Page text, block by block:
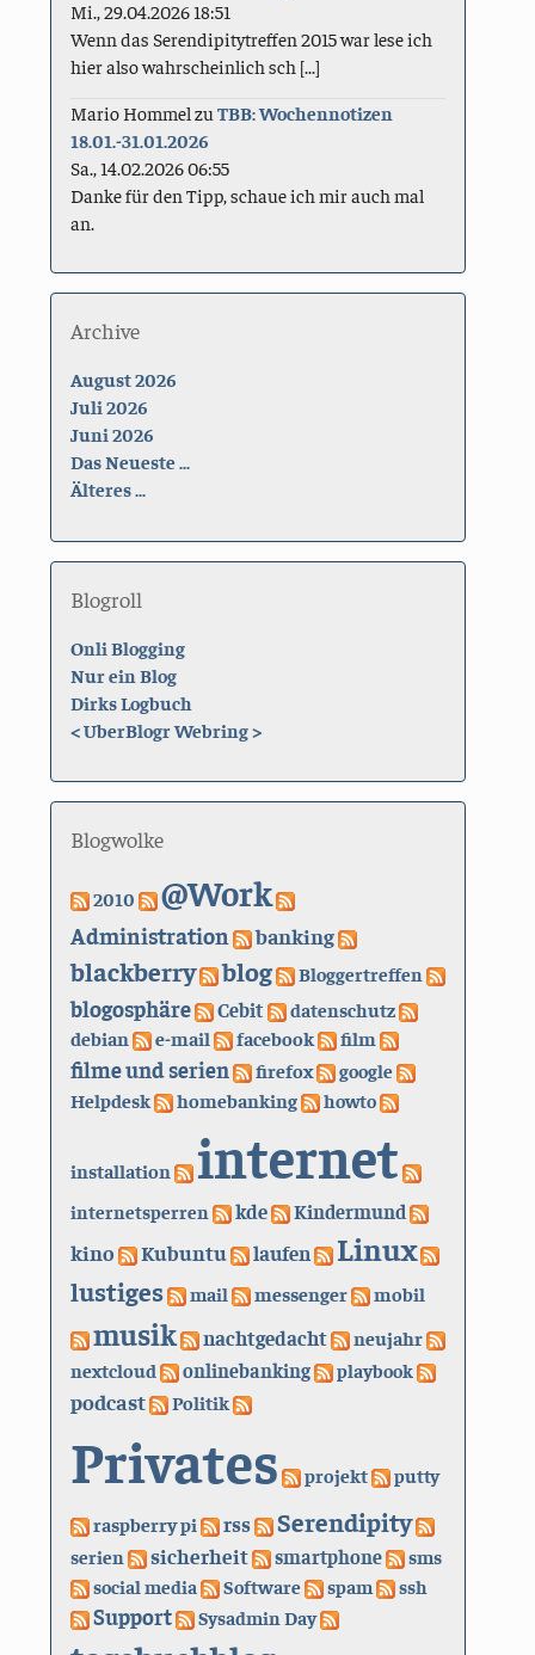
Mi., 29.04.2026 18:51
Wenn das Serendipitytreffen 2015 war lese ich
hier also wahrscheinlich sch [...]
Mario Hommel zuTBB: Wochennotizen
18.01.-31.01.2026
Sa., 14.02.2026 06:55
Danke für den Tipp, schaue ich mir auch mal
an.
Archive
August 2026
Juli 2026
Juni 2026
Das Neueste ...
Älteres ...
Blogroll
Onli Blogging
Nur ein Blog
Dirks Logbuch
<UberBlogr Webring>
Blogwolke
2010 @Work
Administration banking
blackberry blog Bloggertreffen
blogosphäre Cebit datenschutz
debian e-mail facebook film
filme und serien firefox
google
Helpdesk
homebanking howto
installation internet
internetsperren kde Kindermund
kino Kubuntu laufen Linux
lustiges mail messenger mobil
musik nachtgedacht neujahr
nextcloud onlinebanking playbook
podcast Politik
Privates projekt putty
raspberry pi rss Serendipity
serien sicherheit smartphone
sms
social media
Software spam ssh
Support Sysadmin Day